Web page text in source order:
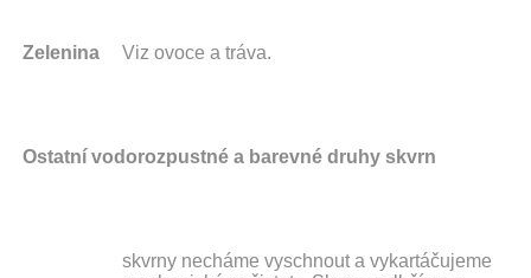
Zelenina Viz ovoce a tráva.
Ostatní vodorozpustné a barevné druhy skvrn
skvrny necháme vyschnout a vykartáčujeme